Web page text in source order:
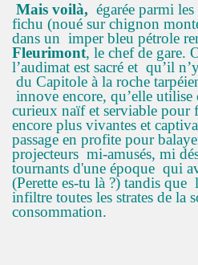
Mais voilà, égarée parmi
fichu (noué sur chignon
dans un imper bleu pétrole
Fleurimont, le chef de gare.
l’audimat est sacré et qu’il
du Capitole à la roche
innove encore, qu’elle utilise
curieux naïf et serviable pour
encore plus vivantes et
passage en profite pour
projecteurs mi-amusés, mi
tournants d'une époque qui
(Perette es-tu là ?) tandis que
infiltre toutes les strates de la
consommation.